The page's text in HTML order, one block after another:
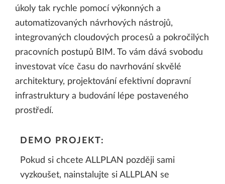
úkoly tak rychle pomocí výkonných a
automatizovaných návrhových nástrojů,
integrovaných cloudových procesů a pokročilých
pracovních postupů BIM. To vám dává svobodu
investovat více času do navrhování skvělé
architektury, projektování efektivní dopravní
infrastruktury a budování lépe postaveného
prostředí.
DEMO PROJEKT:
Pokud si chcete ALLPLAN později sami
vyzkoušet, nainstalujte si ALLPLAN se